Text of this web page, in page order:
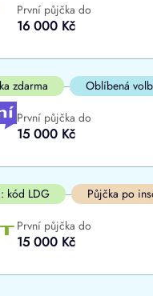
ano
První půjčka do
16 000 Kč
zdarma Oblíbená
První půjčka do
15 000 Kč
kód LDG Půjčka po
První půjčka do
15 000 Kč